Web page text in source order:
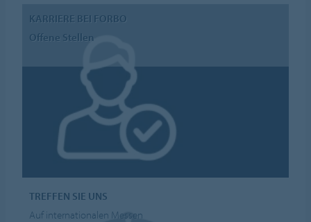
KARRIERE BEI FORBO
Offene Stellen
TREFFEN SIE UNS
Auf internationalen Messen